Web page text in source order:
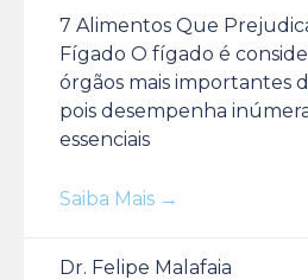
7 Alimentos Que
Fígado O fígado é
órgãos mais importantes
pois desempenha
essenciais
Saiba Mais →
Dr. Felipe Malafaia